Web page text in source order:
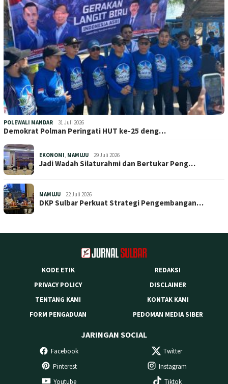
POLEWALI MANDAR 31 Juli 2026
Demokrat Polman Peringati HUT ke-25 deng…
EKONOMI, MAMUJU 29 Juli 2026
Jadi Wadah Silaturahmi dan Bertukar Peng…
MAMUJU 22 Juli 2026
DKP Sulbar Perkuat Strategi Pengembangan…
KODE ETIK
REDAKSI
PRIVACY POLICY
DISCLAIMER
TENTANG KAMI
KONTAK KAMI
FORM PENGADUAN
PEDOMAN MEDIA SIBER
JARINGAN SOCIAL
Facebook
Twitter
Pinterest
Instagram
Youtube
Tiktok